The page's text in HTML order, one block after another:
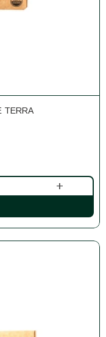
TERRA
+